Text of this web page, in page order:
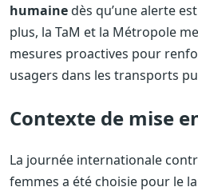
humainedès qu’une alerte
plus, la TaM et la Métropole
mesures proactives pour
usagers dans les transports
Contexte de mise
La journée internationale
femmes a été choisie pour le